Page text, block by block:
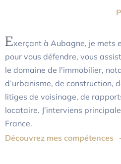
Exerçant à Aubagne, je mets
pour vous défendre, vous
le domaine de l'immobilier,
d’urbanisme, de construction,
litiges de voisinage, de
locataire. J’interviens
France.
Découvrez mes compétences